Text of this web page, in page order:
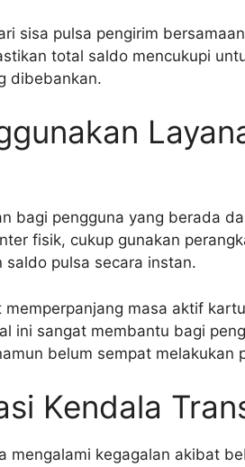
sisa pulsa pengirim
total saldo mencukupi
dibebankan.
bagi pengguna yang berada
fisik, cukup gunakan
pulsa secara instan.
masa aktif
ini sangat membantu bagi
belum sempat melakukan
Kendala
mengalami kegagalan akibat